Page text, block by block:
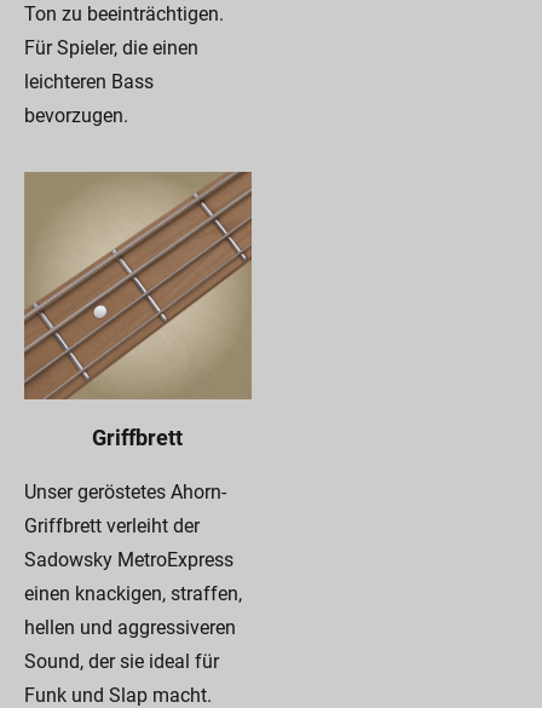
Ton zu beeinträchtigen.
Für Spieler, die einen
leichteren Bass
bevorzugen.
Griffbrett
Unser geröstetes Ahorn-
Griffbrett verleiht der
Sadowsky MetroExpress
einen knackigen, straffen,
hellen und aggressiveren
Sound, der sie ideal für
Funk und Slap macht.